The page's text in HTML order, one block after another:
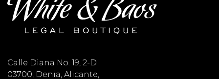
Calle Diana No. 19, 2-D
03700, Denia, Alicante,